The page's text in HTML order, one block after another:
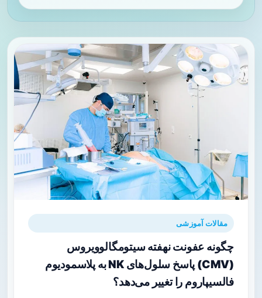
مقالات آموزشی
چگونه عفونت نهفته سیتومگالوویروس
(CMV) پاسخ سلول‌های NK به پلاسمودیوم
فالسیپاروم را تغییر می‌دهد؟